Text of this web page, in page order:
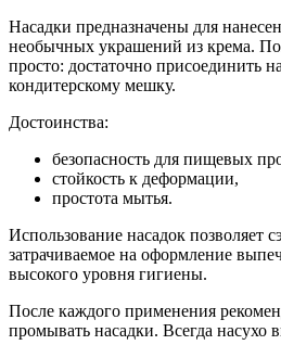
Насадки предназначены для
необычных украшений из крема.
просто: достаточно присоединить
кондитерскому мешку.
Достоинства:
безопасность для пищевых
стойкость к деформации,
простота мытья.
Использование насадок позволяет
затрачиваемое на оформление
высокого уровня гигиены.
После каждого применения
промывать насадки. Всегда насухо